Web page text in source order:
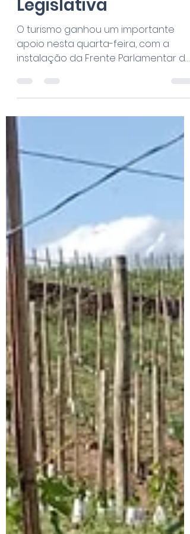
Frente Parlamentar
do Enoturismo é
instalada na
Assembleia
Legislativa
O turismo ganhou um importante
apoio nesta quarta-feira, com a
instalação da Frente Parlamentar do
Enoturismo, uma iniciativa do
deputado...